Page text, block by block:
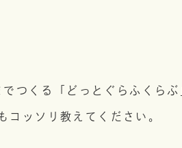
つくる 「どっとぐらふくらぶ
コッソリ教えてください。